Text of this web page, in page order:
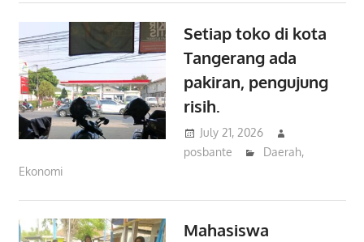
Setiap toko di kota
Tangerang ada
pakiran, pengujung
risih.
July 21, 2026
posbante
Daerah,
Ekonomi
Mahasiswa